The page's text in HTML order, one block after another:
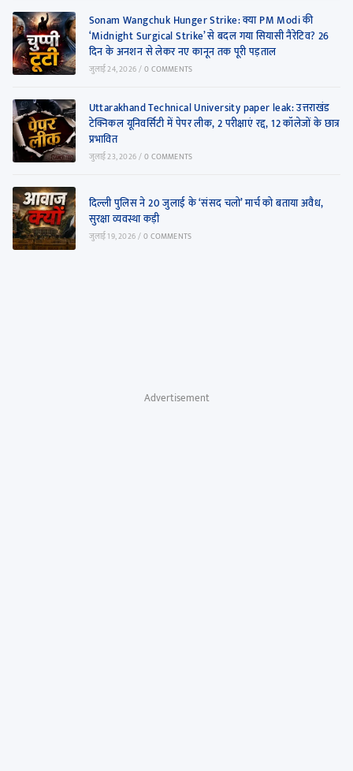
Sonam Wangchuk Hunger Strike: क्या PM Modi की
‘Midnight Surgical Strike’ से बदल गया सियासी नैरेटिव? 26
दिन के अनशन से लेकर नए कानून तक पूरी पड़ताल
जुलाई 24, 2026/0 COMMENTS
Uttarakhand Technical University paper leak: उत्तराखंड
टेक्निकल यूनिवर्सिटी में पेपर लीक, 2 परीक्षाएं रद्द, 12 कॉलेजों के छात्र
प्रभावित
जुलाई 23, 2026/0 COMMENTS
दिल्ली पुलिस ने 20 जुलाई के ‘संसद चलो’ मार्च को बताया अवैध,
सुरक्षा व्यवस्था कड़ी
जुलाई 19, 2026/0 COMMENTS
Advertisement